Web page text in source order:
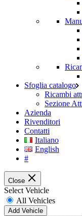
Sfoglia catalogo
Ricambi
Sezione
Azienda
Rivenditori
Contatti
Italiano
English
#
Close
Select Vehicle
All Vehicles
Add Vehicle